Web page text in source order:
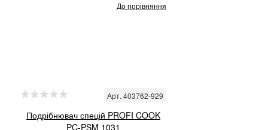
До порівняння
Арт. 403762-929
Подрібнювач спецій PROFI COOK
PC-PSM 1031